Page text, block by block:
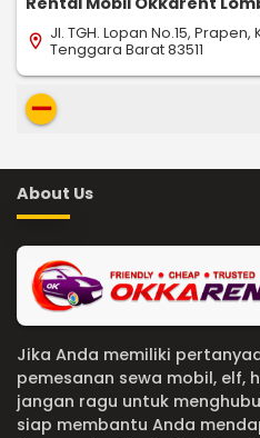
location_on Jl. TGH. Lopan No.15,
Tenggara Barat 83511
remove
About Us
Jika Anda memiliki
pemesanan sewa mobil, elf,
jangan ragu untuk
siap membantu Anda